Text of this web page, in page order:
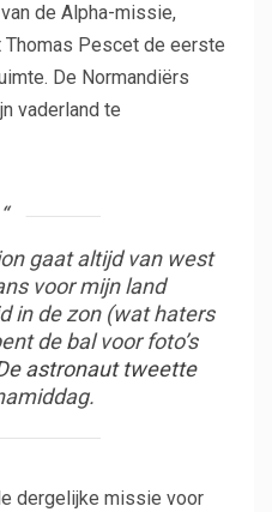
de Alpha-missie,
Pescet de eerste
De Normandiërs
vaderland te
gaat altijd van west
voor mijn land
in de zon (wat haters
de bal voor foto’s
astronaut tweette
dergelijke missie voor